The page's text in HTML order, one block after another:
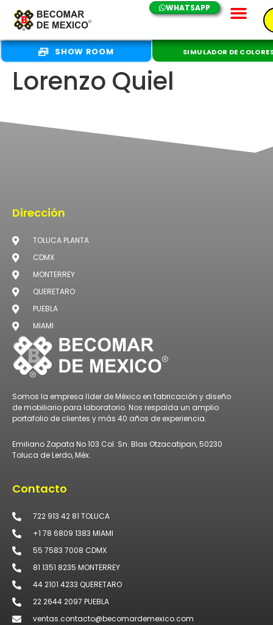
WHATSAPP
SHOW ROOM SIMULADOR DE
Lorenzo Quiel
Dirección
TOLUCA PLANTA
CDMX
MONTERREY
QUERETARO
PUEBLA
MIAMI
Somos la empresa líder de México en fabricación y diseño
de mobiliario para laboratorio. Nos respalda un amplio
portafolio de clientes y más 40 años de experiencia.
Emiliano Zapata No 103 Col. Sn. Blas Otzacatipan, 50230
Toluca de Lerdo, Méx.
Contacto
722 913 42 81 TOLUCA
+1 78 6809 1383 MIAMI
55 7583 7008 CDMX
81 1351 8235 MONTERREY
44 2101 4233 QUERETARO
22 2644 2097 PUEBLA
ventas.contacto@becomardemexico.com